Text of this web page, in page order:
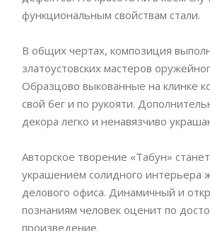
функциональным свойствам стали.
В общих чертах, композиция
златоустовских мастеров
Образцово выкованные на клинке
свой бег и по рукояти.
декора легко и ненавязчиво
Авторское творение «Табун»
украшением солидного интерьера
делового офиса. Динамичный и
познаниям человек оценит по
произведение.